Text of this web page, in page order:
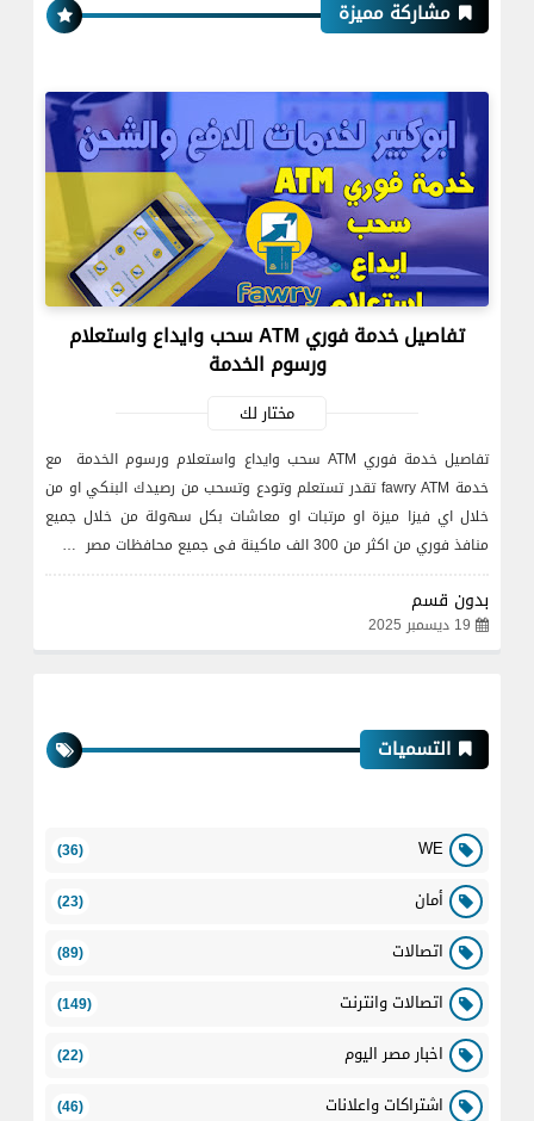
مشاركة مميزة
تفاصيل خدمة فوري ATM سحب وايداع واستعلام
ورسوم الخدمة
مختار لك
تفاصيل خدمة فوري ATM سحب وايداع واستعلام ورسوم الخدمة مع
خدمة fawry ATM تقدر تستعلم وتودع وتسحب من رصيدك البنكي او من
خلال اي فيزا ميزة او مرتبات او معاشات بكل سهولة من خلال جميع
منافذ فوري من اكثر من 300 الف ماكينة فى جميع محافظات مصر …
بدون قسم
19 ديسمبر 2025
التسميات
WE
(36)
أمان (23)
اتصالات (89)
اتصالات وانترنت (149)
اخبار مصر اليوم (22)
اشتراكات واعلانات (46)